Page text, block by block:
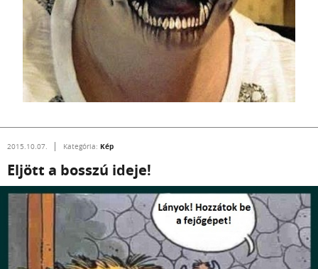
2015.10.07. Kategória: Kép
Eljött a bosszú ideje!